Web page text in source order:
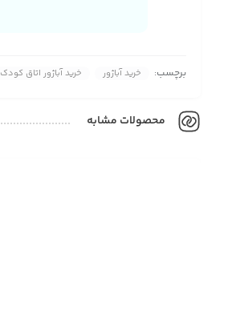
برچسب: خرید آباژور خرید آباژور اتاق کودک
محصولات مشابه